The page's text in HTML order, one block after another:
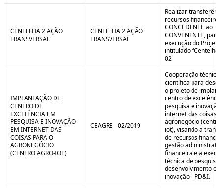
CENTELHA 2 AÇÃO
TRANSVERSAL
CENTELHA 2 AÇÃO
TRANSVERSAL
Realizar
recursos
CONCEDENTE ao
CONVENENTE,
execução do Projeto
intitulado
02
IMPLANTAÇÃO DE
CENTRO DE
EXCELÊNCIA EM
PESQUISA E INOVAÇÃO
EM INTERNET DAS
COISAS PARA O
AGRONEGÓCIO
(CENTRO AGRO-IOT)
CEAGRE - 02/2019
Cooperação
científica para
o projeto de
centro de
pesquisa e
internet das coisas
agronegócio
iot), visando a
de recursos
gestão
financeira e a
técnica de pesquisa,
desenvolvimento e
inovação - PD&I.